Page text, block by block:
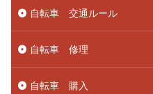
自転車 交通ルール
自転車 修理
自転車 購入